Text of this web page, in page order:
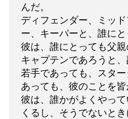
んだ。
ディフェンダー、ミッ
ー、キーパーと、誰にと
彼は、誰にとっても父親
キャプテンであろうと
若手であっても、スタ
あっても、彼のことを
彼は、誰かがよくやっ
くるし、そうでないと